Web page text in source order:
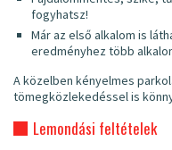
fogyhatsz!
Már az első alkalom is
eredményhez több
A közelben kényelmes
tömegközlekedéssel is
Lemondási feltételek